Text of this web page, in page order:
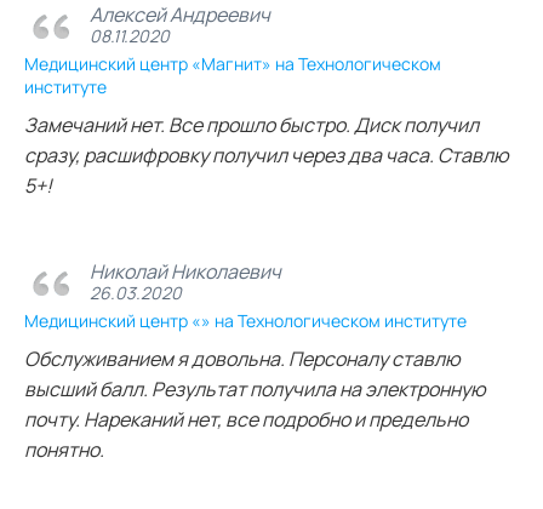
Алексей Андреевич
08.11.2020
Медицинский центр «Магнит» на Технологическом
институте
Замечаний нет. Все прошло быстро. Диск получил
сразу, расшифровку получил через два часа. Ставлю
5+!
Николай Николаевич
26.03.2020
Медицинский центр «» на Технологическом институте
Обслуживанием я довольна. Персоналу ставлю
высший балл. Результат получила на электронную
почту. Нареканий нет, все подробно и предельно
понятно.